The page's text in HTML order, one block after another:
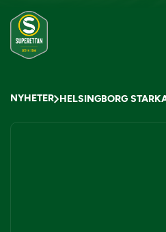
NYHETER HELSINGBORG